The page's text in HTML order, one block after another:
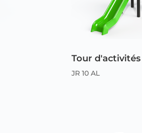
Tour d'activités
JR 10 AL